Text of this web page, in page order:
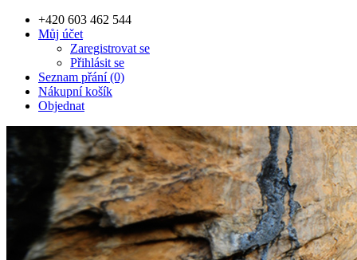
+420 603 462 544
Můj účet
Zaregistrovat se
Přihlásit se
Seznam přání (0)
Nákupní košík
Objednat